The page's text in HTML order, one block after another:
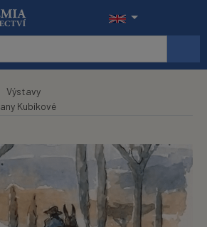
Výstavy
Kubíkové